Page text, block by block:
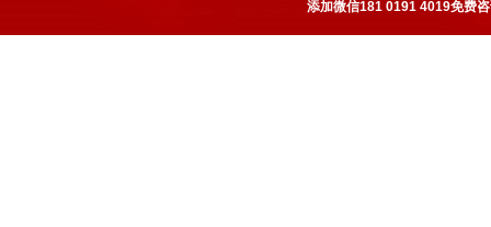
添加微信181 0191 4019免费